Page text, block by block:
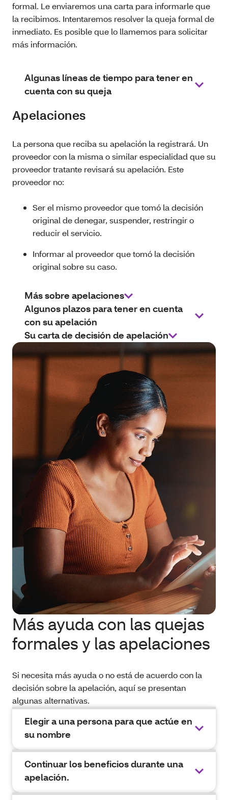
formal. Le enviaremos una carta para informarle que
la recibimos. Intentaremos resolver la queja formal de
inmediato. Es posible que lo llamemos para solicitar
más información.
Algunas líneas de tiempo para tener en
cuenta con su queja
Apelaciones
La persona que reciba su apelación la registrará. Un
proveedor con la misma o similar especialidad que su
proveedor tratante revisará su apelación. Este
proveedor no:
Ser el mismo proveedor que tomó la decisión
original de denegar, suspender, restringir o
reducir el servicio.
Informar al proveedor que tomó la decisión
original sobre su caso.
Más sobre apelaciones
Algunos plazos para tener en cuenta
con su apelación
Su carta de decisión de apelación
Más ayuda con las quejas
formales y las apelaciones
Si necesita más ayuda o no está de acuerdo con la
decisión sobre la apelación, aquí se presentan
algunas alternativas.
Elegir a una persona para que actúe en
su nombre
Continuar los beneficios durante una
apelación.